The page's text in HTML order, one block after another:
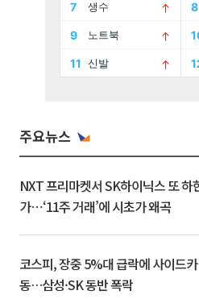
주요뉴스
NXT 프리마켓서 SK하이닉스 또 하
가⋯‘11주 거래’에 시초가 왜곡
코스피, 장중 5%대 급락에 사이드
동…삼성·SK 동반 폭락